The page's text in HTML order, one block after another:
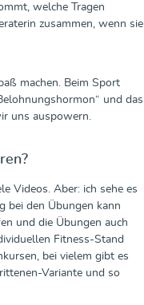
welche Tragen
zusammen, wenn sie
machen. Beim Sport
und das
uns auspowern.
Videos. Aber: ich sehe es
bei den Übungen kann
und die Übungen auch
Fitness-Stand
bei vielem gibt es
Variante und so